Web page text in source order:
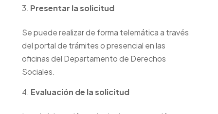
Presentar la solicitud
Se puede realizar de forma telemática a través
del portal de trámites o presencial en las
oficinas del Departamento de Derechos
Sociales.
Evaluación de la solicitud